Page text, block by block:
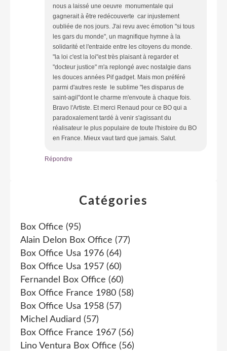
nous a laissé une oeuvre monumentale qui
gagnerait à être redécouverte car injustement
oubliée de nos jours. J'ai revu avec émotion "si tous
les gars du monde", un magnifique hymne à la
solidarité et l'entraide entre les citoyens du monde.
"la loi c'est la loi"est très plaisant à regarder et
"docteur justice" m'a replongé avec nostalgie dans
les douces années Pif gadget. Mais mon préféré
parmi d'autres reste le sublime "les disparus de
saint-agil"dont le charme m'envoute à chaque fois.
Bravo l'Artiste. Et merci Renaud pour ce BO qui a
paradoxalement tardé à venir s'agissant du
réalisateur le plus populaire de toute l'histoire du BO
en France. Mieux vaut tard que jamais. Salut.
Répondre
Catégories
Box Office (95)
Alain Delon Box Office (77)
Box Office Usa 1976 (64)
Box Office Usa 1957 (60)
Fernandel Box Office (60)
Box Office France 1980 (58)
Box Office Usa 1958 (57)
Michel Audiard (57)
Box Office France 1967 (56)
Lino Ventura Box Office (56)